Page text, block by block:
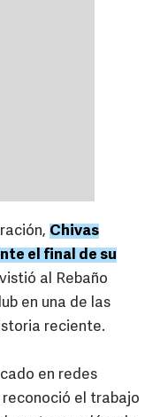
Chivas
el final de su
al Rebaño
en una de las
reciente.
en redes
el trabajo